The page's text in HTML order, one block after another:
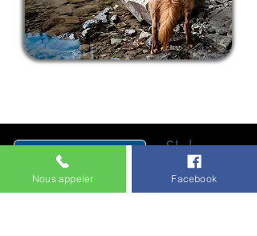
S'abonner
Nous appeler Facebook